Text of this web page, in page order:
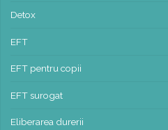
Detox
EFT
EFT pentru copii
EFT surogat
Eliberarea durerii